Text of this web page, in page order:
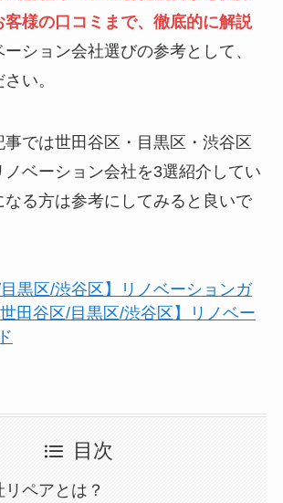
様の口コミまで、徹底的に解説
ション会社選びの参考として、
い。
事では世田谷区・目黒区・渋谷区
ノベーション会社を3選紹介してい
なる方は参考にしてみると良いで
目黒区/渋谷区】リノベーションガ
田谷区/目黒区/渋谷区】リノベー
目次
ペアとは？